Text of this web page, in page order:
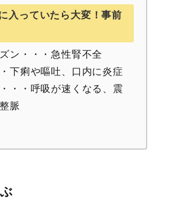
入っていたら大変！事前
ン・・・急性腎不全
下痢や嘔吐、口内に炎症
・・呼吸が速くなる、震
脈